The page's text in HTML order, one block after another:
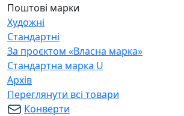
Поштові марки
Художні
Стандартні
За проєктом «Власна марка»
Стандартна марка U
Архів
Переглянути всі товари
Конверти